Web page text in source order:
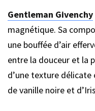
Gentleman Givenchy
magnétique. Sa
une bouffée d’air
entre la douceur et la
d’une texture délicate
de vanille noire et